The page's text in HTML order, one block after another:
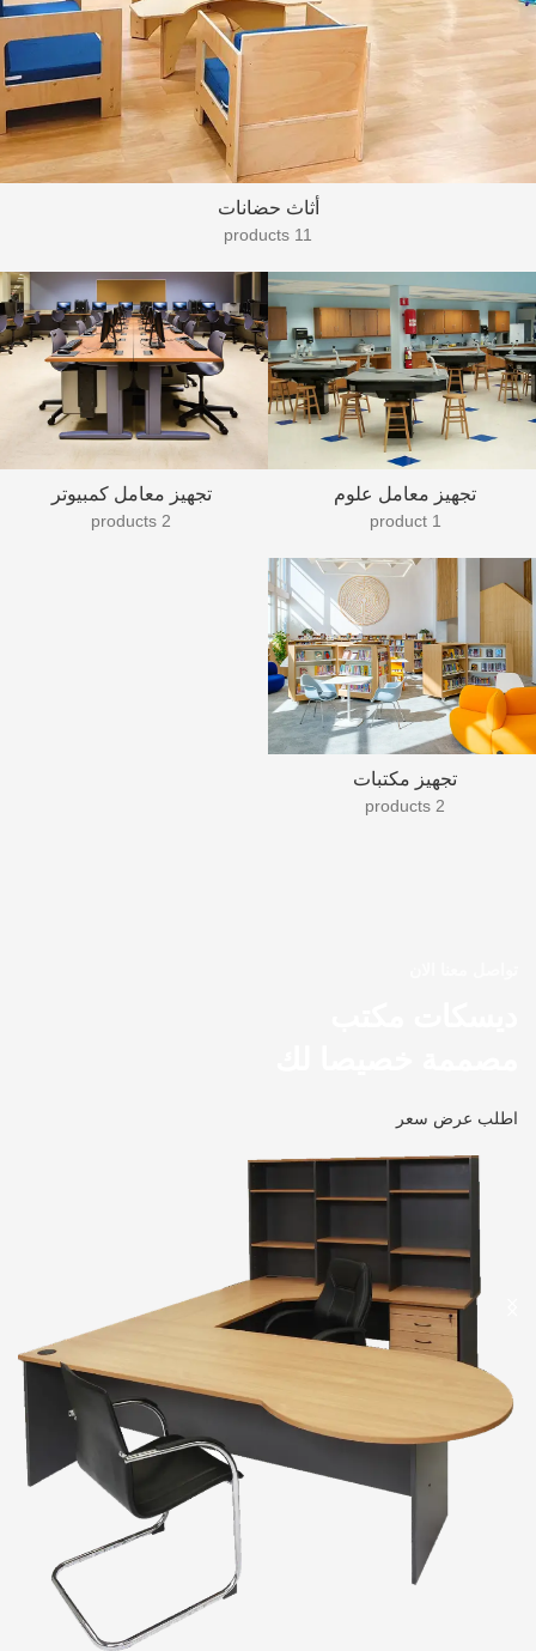
أثاث حضانات
11 products
تجهيز معامل علوم
1 product
تجهيز معامل كمبيوتر
2 products
تجهيز مكتبات
2 products
اطلب عرض سعر